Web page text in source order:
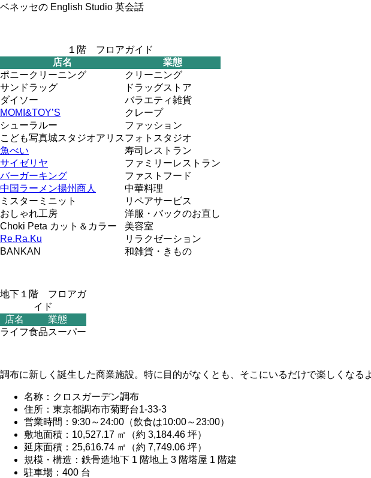
ベネッセの English Studio 英会話
１階 フロアガイド
店名
業態
ポニークリーニング
クリーニング
サンドラッグ
ドラッグストア
ダイソー
バラエティ雑貨
MOMI&TOY’S
クレープ
シューラルー
ファッション
こども写真城スタジオアリスフォトスタジオ
魚べい
寿司レストラン
サイゼリヤ
ファミリーレストラン
バーガーキング
ファストフード
中国ラーメン揚州商人
中華料理
ミスターミニット
リペアサービス
おしゃれ工房
洋服・バックのお直し
Choki Peta カット＆カラー
美容室
Re.Ra.Ku
リラクゼーション
BANKAN
和雑貨・きもの
地下１階 フロアガ
イド
店名
業態
ライフ食品スーパー
調布に新しく誕生した商業施設。特に目的がなくとも、そこにいるだけで楽しくな
名称：クロスガーデン調布
住所：東京都調布市菊野台1-33-3
営業時間：9:30～24:00（飲食は10:00～23:00）
敷地面積：10,527.17 ㎡（約 3,184.46 坪）
延床面積：25,616.74 ㎡（約 7,749.06 坪）
規模・構造：鉄骨造地下 1 階地上 3 階塔屋 1 階建
駐車場：400 台